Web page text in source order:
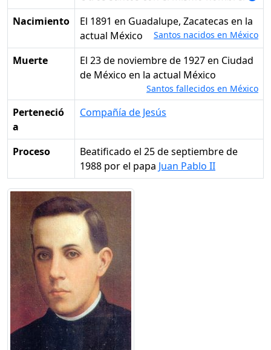
Nacimiento
el 1891 en Guadalupe, Zacatecas en la
actual México
Santos nacidos en México
Muerte
el 23 de noviembre de 1927 en Ciudad
de México en la actual México
Santos fallecidos en México
Perteneció
a
Compañía de Jesús
Proceso
Beatificado el 25 de septiembre de
1988 por el papa Juan Pablo II